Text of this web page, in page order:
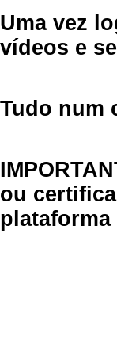
Uma vez
vídeos e
Tudo num
ou
plataforma